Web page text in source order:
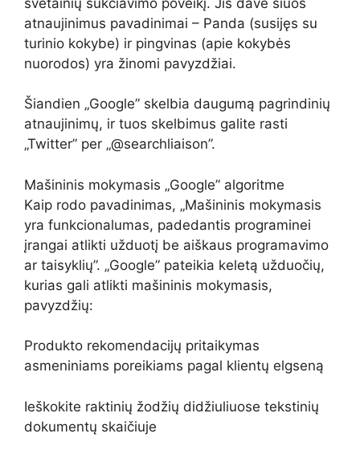
atnaujinimus pavadinimai – Panda (susijęs su
turinio kokybe) ir pingvinas (apie kokybės
nuorodos) yra žinomi pavyzdžiai.
Šiandien „Google” skelbia daugumą pagrindinių
atnaujinimų, ir tuos skelbimus galite rasti
„Twitter” per „@searchliaison”.
Mašininis mokymasis „Google” algoritme
Kaip rodo pavadinimas, „Mašininis mokymasis
yra funkcionalumas, padedantis programinei
įrangai atlikti užduotį be aiškaus programavimo
ar taisyklių”. „Google” pateikia keletą užduočių,
kurias gali atlikti mašininis mokymasis,
pavyzdžių:
Produkto rekomendacijų pritaikymas
asmeniniams poreikiams pagal klientų elgseną
Ieškokite raktinių žodžių didžiuliuose tekstinių
dokumentų skaičiuje